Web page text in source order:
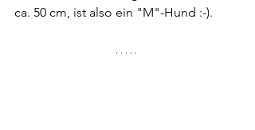
ca. 50 cm, ist also ein "M"-Hund :-).